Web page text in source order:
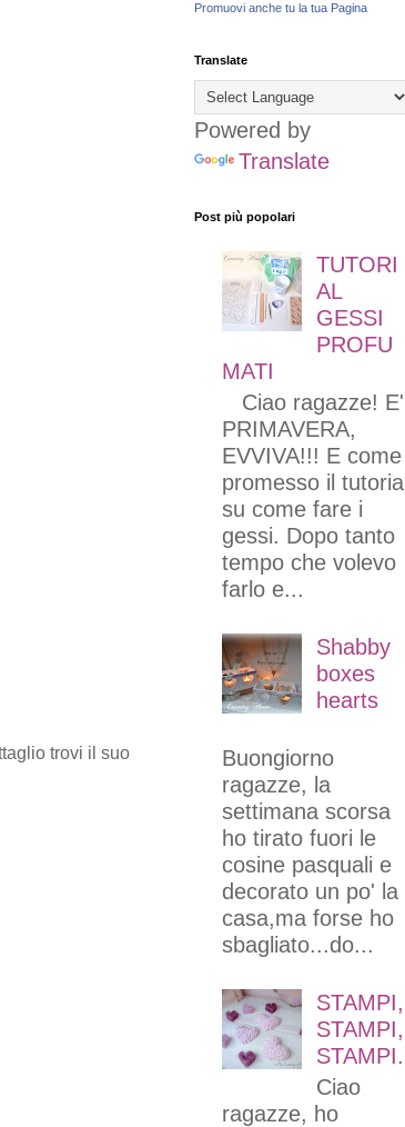
trovi il suo
Promuovi anche tu la tua Pagina
Translate
Powered by
Translate
Post più popolari
TUTORI
AL
GESSI
PROFU
MATI
Ciao ragazze! E'
PRIMAVERA,
EVVIVA!!! E come
promesso il tutorial
su come fare i
gessi. Dopo tanto
tempo che volevo
farlo e...
Shabby
boxes
hearts
Buongiorno
ragazze, la
settimana scorsa
ho tirato fuori le
cosine pasquali e
decorato un po' la
casa,ma forse ho
sbagliato...do...
STAMPI,
STAMPI,
STAMPI.
Ciao
ragazze, ho